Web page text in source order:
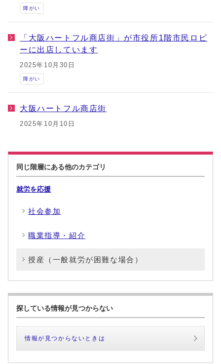
障がい
「大阪ハートフル商店街」が市役所1階市民ロビ
ーに出店しています
2025年10月30日
障がい
大阪ハートフル商店街
2025年10月10日
同じ階層にある他のカテゴリ
就労を応援
社会参加
職業指導・紹介
授産（一般就労が困難な場合）
探している情報が見つからない
情報が見つからないときは